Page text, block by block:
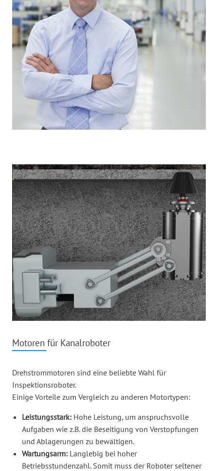
Motoren für Kanalroboter
Drehstrommotoren sind eine beliebte Wahl für
Inspektionsroboter.
Einige Vorteile zum Vergleich zu anderen Motortypen:
Leistungsstark: Hohe Leistung, um anspruchsvolle
Aufgaben wie z.B. die Beseitigung von Verstopfungen
und Ablagerungen zu bewältigen.
Wartungsarm: Langlebig bei hoher
Betriebsstundenzahl. Somit muss der Roboter seltener